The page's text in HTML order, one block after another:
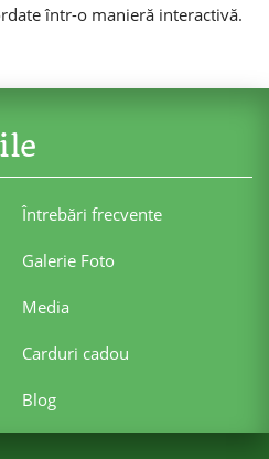
într-o manieră interactivă.
Întrebări frecvente
Galerie Foto
Media
Carduri cadou
Blog